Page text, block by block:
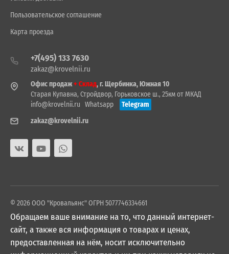
Пользовательское соглашение
Карта проезда
+7(495) 133 7630
zakaz@krovelnii.ru
Офис продаж+ Склад, г. Щербинка, Южная 10
Старая Купавна, Стройдвор, Горьковское ш., 25км от МКАД
info@krovelnii.ru Whatsapp
Telegram
zakaz@krovelnii.ru
© 2026 ООО "Кровальянс" ОГРН 5077746334661
Обращаем ваше внимание на то, что данный интернет-
сайт, а также вся информация о товарах и ценах,
предоставленная на нём, носит исключительно